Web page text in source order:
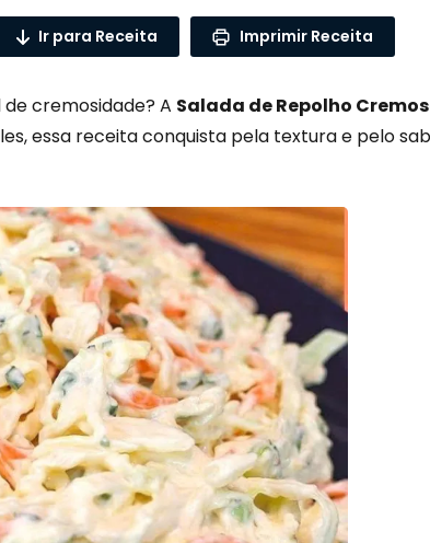
Ir para Receita Imprimir Receita
cremosidade? A Salada de Repolho
essa receita conquista pela textura e pelo